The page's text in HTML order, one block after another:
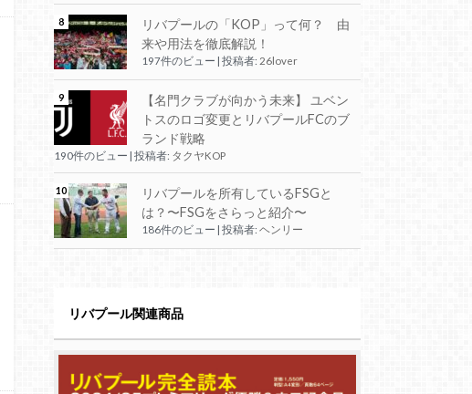
リバプールの「KOP」って何？ 由
来や用法を徹底解説！
197件のビュー | 投稿者: 26lover
【名門クラブが向かう未来】 ユベン
トスのロゴ変更とリバプールFCのブ
ランド戦略
190件のビュー | 投稿者: タクヤKOP
リバプールを所有しているFSGと
は？〜FSGをさらっと紹介〜
186件のビュー 投稿者: ヘンリー
リバプール関連商品